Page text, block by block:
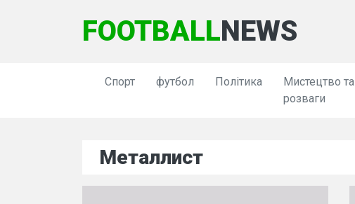
FOOTBALLNEWS
Спорт футбол Політика
Мистецтво та
розваги
Металлист